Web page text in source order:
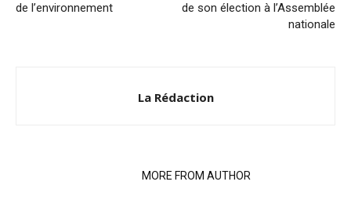
de l’environnement
de son élection à l’Assemblée
nationale
La Rédaction
MORE FROM AUTHOR